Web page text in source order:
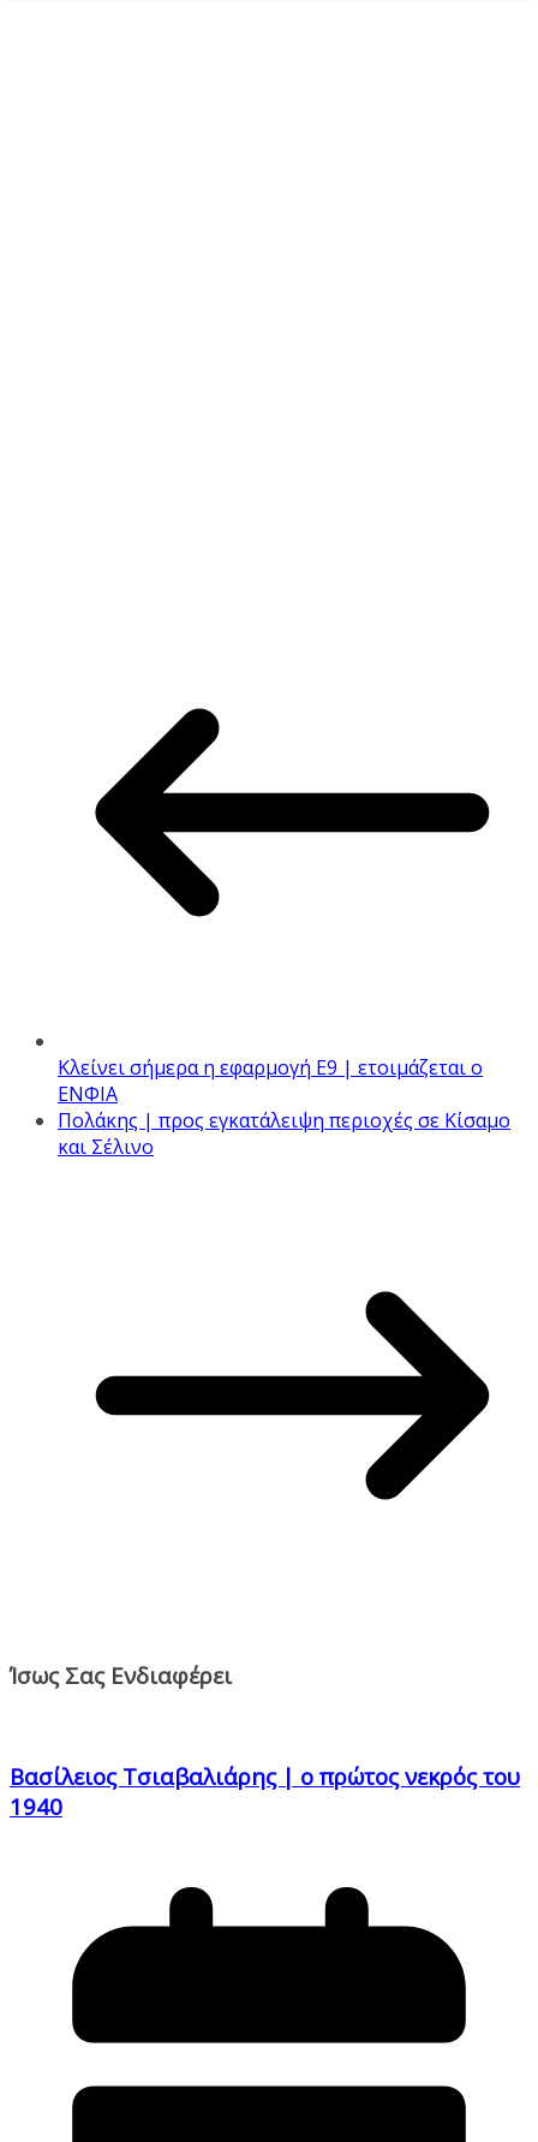
Κλείνει σήμερα η εφαρμογή Ε9 | ετοιμάζεται ο
ΕΝΦΙΑ
Πολάκης | προς εγκατάλειψη περιοχές σε Κίσαμο
και Σέλινο
Ίσως Σας Ενδιαφέρει
Βασίλειος Τσιαβαλιάρης | o πρώτος νεκρός του
1940